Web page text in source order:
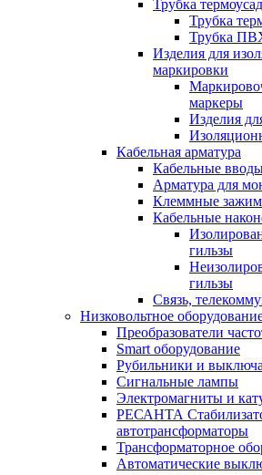
Трубка
Трубка
Трубка
Изделия для
маркировки
маркеры
Изделия
Кабельная арматура
Кабельные
Арматура для
Клеммные
Кабельные
гильзы
гильзы
Связь,
Низковольтное
Преобразователи
Smart оборудование
Рубильники и
Сигнальные лампы
Электромагниты и
РЕСАНТА
автотрансформаторы
Трансформаторное
Автоматические